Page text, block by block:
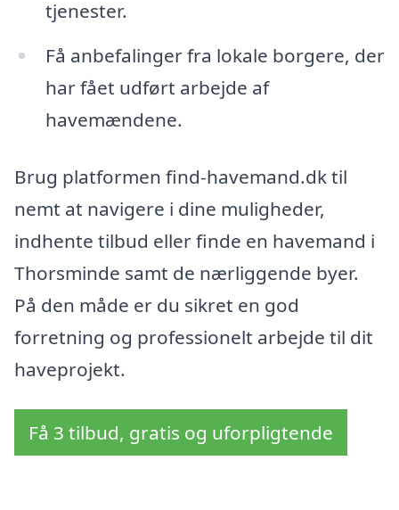
tjenester.
Få anbefalinger fra lokale borgere, der
har fået udført arbejde af
havemændene.
Brug platformen find-havemand.dk til
nemt at navigere i dine muligheder,
indhente tilbud eller finde en havemand i
Thorsminde samt de nærliggende byer.
På den måde er du sikret en god
forretning og professionelt arbejde til dit
haveprojekt.
Få 3 tilbud, gratis og uforpligtende